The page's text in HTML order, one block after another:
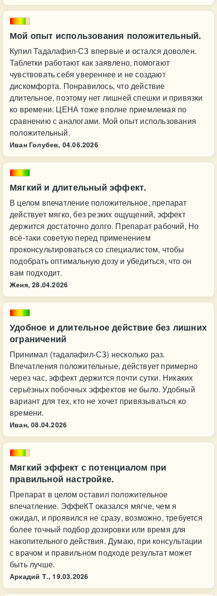
Мой опыт использования положительный.
Купил Тадалафил-СЗ впервые и остался доволен.
Таблетки работают как заявлено, помогают
чувствовать себя увереннее и не создают
дискомфорта. Понравилось, что действие
длительное, поэтому нет лишней спешки и привязки
ко времени. ЦЕНА тоже вполне приемлемая по
сравнению с аналогами. Мой опыт использования
положительный.
Иван Голубев, 04.06.2026
Мягкий и длительный эффект.
В целом впечатление положительное, препарат
действует мягко, без резких ощущений, эффект
держится достаточно долго. Препарат рабочий, Но
всё-таки советую перед применением
проконсультироваться со специалистом, чтобы
подобрать оптимальную дозу и убедиться, что он
вам подходит.
Женя, 28.04.2026
Удобное и длительное действие без лишних
ограничений
Принимал (тадалафил-СЗ) несколько раз.
Впечатления положительные, действует примерно
через час, эффект держится почти сутки. Никаких
серьёзных побочных эффектов не было. Удобный
вариант для тех, кто не хочет привязываться ко
времени.
Иван, 08.04.2026
Мягкий эффект с потенциалом при
правильной настройке.
Препарат в целом оставил положительное
впечатление. ЭффеКТ оказался мягче, чем я
ожидал, и проявился не сразу, возможно, требуется
более точный подбор дозировки или время для
накопительного действия. Думаю, при консультации
с врачом и правильном подходе результат может
быть лучше.
Аркадий Т., 19.03.2026